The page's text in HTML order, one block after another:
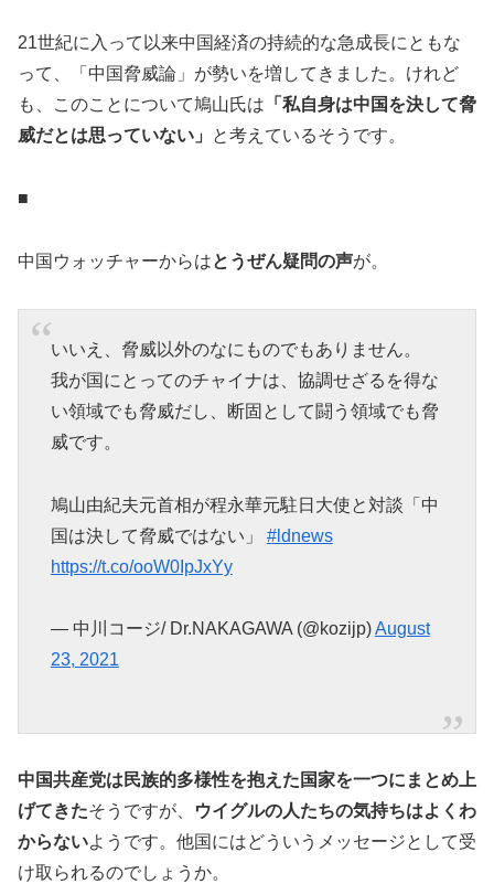
21世紀に入って以来中国経済の持続的な急成長にともな
って、「中国脅威論」が勢いを増してきました。けれど
も、このことについて鳩山氏は 「私自身は中国を決して脅
威だとは思っていない」
と考えているそうです。
■
中国ウォッチャーからはとうぜん疑問の声が。
いいえ、脅威以外のなにものでもありません。
我が国にとってのチャイナは、協調せざるを得な
い領域でも脅威だし、断固として闘う領域でも脅
威です。
鳩山由紀夫元首相が程永華元駐日大使と対談「中
国は決して脅威ではない」 #ldnews
https://t.co/ooW0IpJxYy
— 中川コージ/ Dr.NAKAGAWA (@kozijp)August
23, 2021
中国共産党は民族的多様性を抱えた国家を一つにまとめ上
げてきたそうですが、
ウイグルの人たちの気持ちはよくわ
からないようです。他国にはどういうメッセージとして受
け取られるのでしょうか。